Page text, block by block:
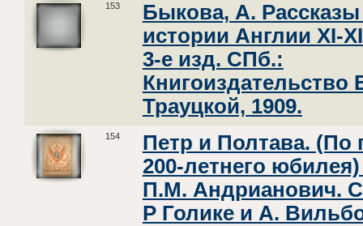
153
Быкова, А. Рассказы
истории Англии XI-
3-е изд. СПб.:
Книгоиздательство
Трауцкой, 1909.
154
Петр и Полтава. (По
200-летнего юбилея)
П.М. Андрианович.
Р Голике и А.